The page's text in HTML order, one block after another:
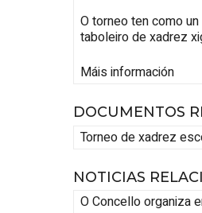
O torneo ten como
taboleiro de xadrez
Máis información
DOCUMENTOS
Torneo de xadrez
NOTICIAS
O Concello organiza